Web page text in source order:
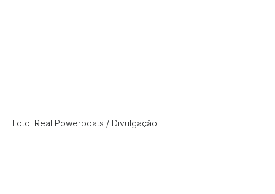
Foto: Real Powerboats / Divulgação